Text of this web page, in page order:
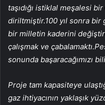
taşıdığı istiklal meşalesi
diriltmiştir.100 yıl sonra bir
bir milletin kaderini
çalışmak ve
sonunda başaracağımızı
Proje tam kapasiteye
gaz ihtiyacının yaklaşık